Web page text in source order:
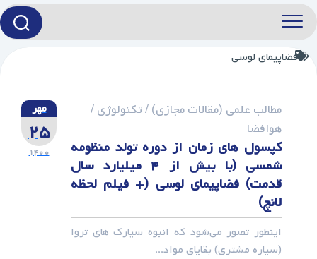
فضاپیمای لوسی
مهر
۲۵
۱۴۰۰
مطالب علمی (مقالات مجازی)/تکنولوژی/
هوافضا
کپسول های زمان از دوره تولد منظومه
شمسی (با بیش از ۴ میلیارد سال
قدمت) فضاپیمای لوسی (+ فیلم لحظه
لانچ)
اینطور تصور می‌شود که انبوه سیارک های تروا
(سیاره مشتری) بقایای مواد...